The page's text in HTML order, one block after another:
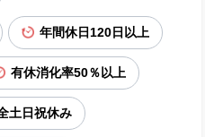
年間休日120日以上
有休消化率50％以上
土日祝休み